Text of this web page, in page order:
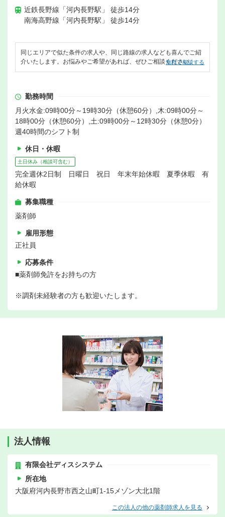
近鉄長野線「河内長野駅」 徒歩14分
南海高野線「河内長野駅」 徒歩14分
同じエリアで似た条件の求人や、同じ路線の求人なども喜んでご紹
介いたします。お悩みやご希望があれば、ぜひご相談ください。
無料で相談する
勤務時間
月火水金:09時00分～19時30分（休憩60分）,木:09時00分～
18時00分（休憩60分）,土:09時00分～12時30分（休憩0分）
週40時間のシフト制
休日・休暇
土日休み（相談可含む）
完全週休2日制 日曜日 祝日 年末年始休暇 夏季休暇 有
給休暇
募集職種
薬剤師
雇用形態
正社員
応募条件
■薬剤師免許をお持ちの方
※調剤未経験者の方も歓迎いたします。
法人情報
有限会社ディスシステム
所在地
大阪府河内長野市西之山町1-15メゾン大北1階
この法人の他の薬剤師求人を見る